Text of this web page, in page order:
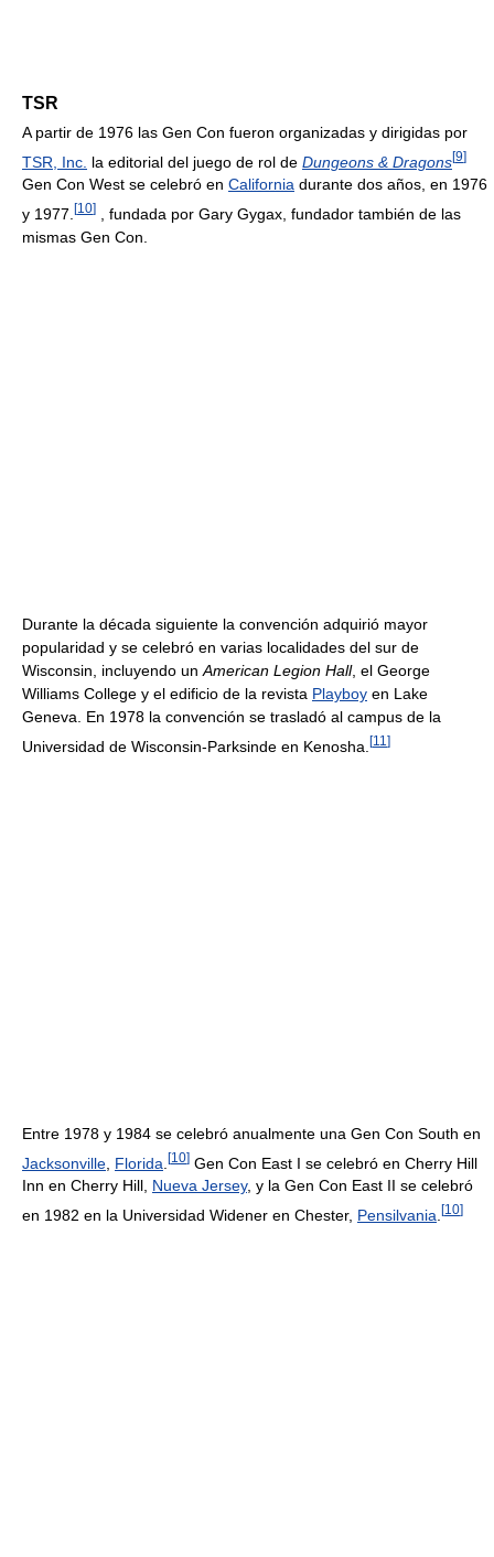
TSR
A partir de 1976 las Gen Con fueron organizadas y dirigidas por
TSR, Inc. la editorial del juego de rol de Dungeons & Dragons[9]
Gen Con West se celebró en California durante dos años, en 1976
y 1977. [10]
, fundada por Gary Gygax, fundador también de las
mismas Gen Con.
Durante la década siguiente la convención adquirió mayor
popularidad y se celebró en varias localidades del sur de
Wisconsin, incluyendo un American Legion Hall, el George
Williams College y el edificio de la revista Playboy en Lake
Geneva. En 1978 la convención se trasladó al campus de la
Universidad de Wisconsin-Parksinde en Kenosha. [11 ]
Entre 1978 y 1984 se celebró anualmente una Gen Con South en
Jacksonville Florida [10] Gen Con East I se celebró en Cherry Hill
Inn en Cherry Hill, Nueva Jersey, y la Gen Con East II se celebró
en 1982 en la Universidad Widener en Chester, Pensilvania [10]